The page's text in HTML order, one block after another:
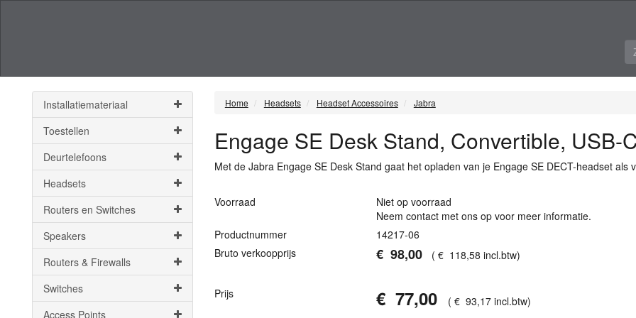
Installatiemateriaal
Toestellen
Deurtelefoons
Headsets
Routers en Switches
Speakers
Routers & Firewalls
Switches
Access Points
Home Headsets Headset Accessoires Jabra
Engage SE Desk Stand, Convertible, USB-
Met de Jabra Engage SE Desk Stand gaat het opladen van je Engage SE DECT-headset als
Voorraad
Niet op voorraad
Neem contact met ons op voor meer informatie.
Productnummer
14217-06
Bruto verkoopprijs
€ 98,00 (€ 118,58 incl.btw)
Prijs € 77,00 (€ 93,17 incl.btw)